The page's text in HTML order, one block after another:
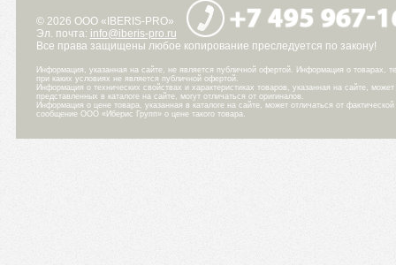
© 2026 ООО «IBERIS-PRO»
Эл. почта: info@iberis-pro.ru
Все права защищены любое копирование преследуется по закону!
Информация, указанная на сайте, не является публичной офертой. Информация о товарах,
при каких условиях не является публичной офертой.
Информация о технических свойствах и характеристиках товаров, указанная на сайте,
представленных в каталоге на сайте, могут отличаться от оригиналов.
Информация о цене товара, указанная в каталоге на сайте, может отличаться от
сообщение ООО «Иберис Групп» о цене такого товара.